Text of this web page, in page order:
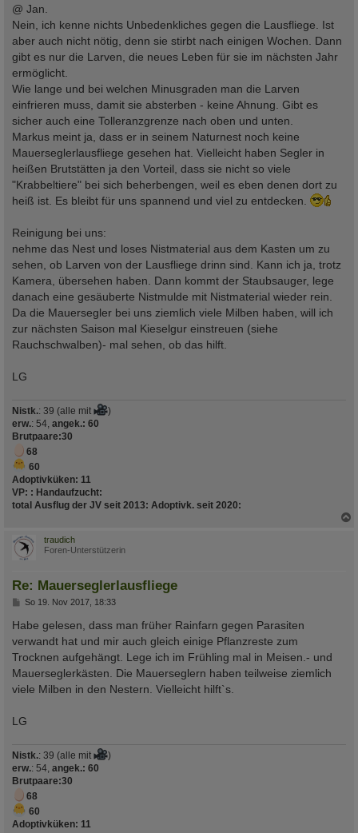
i
r
g
@ Jan.
Nein, ich kenne nichts Unbedenkliches gegen die Lausfliege. Ist
aber auch nicht nötig, denn sie stirbt nach einigen Wochen. Dann
gibt es nur die Larven, die neues Leben für sie im nächsten Jahr
ermöglicht.
Wie lange und bei welchen Minusgraden man die Larven
einfrieren muss, damit sie absterben - keine Ahnung. Gibt es
sicher auch eine Tolleranzgrenze nach oben und unten.
Markus meint ja, dass er in seinem Naturnest noch keine
Mauerseglerlausfliege gesehen hat. Vielleicht haben Segler in
heißen Brutstätten ja den Vorteil, dass sie nicht so viele
"Krabbeltiere" bei sich beherbengen, weil es eben denen dort zu
heiß ist. Es bleibt für uns spannend und viel zu entdecken.
Reinigung bei uns:
nehme das Nest und loses Nistmaterial aus dem Kasten um zu
sehen, ob Larven von der Lausfliege drinn sind. Kann ich ja, trotz
Kamera, übersehen haben. Dann kommt der Staubsauger, lege
danach eine gesäuberte Nistmulde mit Nistmaterial wieder rein.
Da die Mauersegler bei uns ziemlich viele Milben haben, will ich
zur nächsten Saison mal Kieselgur einstreuen (siehe
Rauchschwalben)- mal sehen, ob das hilft.
LG
Nistk.: 39 (alle mit
)
erw.: 54, angek.: 60
Brutpaare:30
68
60
Adoptivküken: 11
VP: : Handaufzucht:
total Ausflug der JV seit 2013: Adoptivk. seit 2020:
traudich
Foren-Unterstützerin
Re: Mauerseglerlausfliege
B
i
t
r
g
So 19. Nov 2017, 18:33
Habe gelesen, dass man früher Rainfarn gegen Parasiten
verwandt hat und mir auch gleich einige Pflanzreste zum
Trocknen aufgehängt. Lege ich im Frühling mal in Meisen.- und
Mauerseglerkästen. Die Mauerseglern haben teilweise ziemlich
viele Milben in den Nestern. Vielleicht hilft`s.
LG
Nistk.: 39 (alle mit
)
erw.: 54, angek.: 60
Brutpaare:30
68
60
Adoptivküken: 11